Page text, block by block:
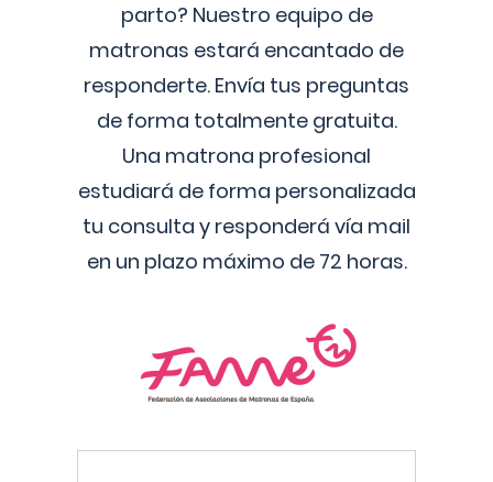
parto? Nuestro equipo de
matronas estará encantado de
responderte. Envía tus preguntas
de forma totalmente gratuita.
Una matrona profesional
estudiará de forma personalizada
tu consulta y responderá vía mail
en un plazo máximo de 72 horas.